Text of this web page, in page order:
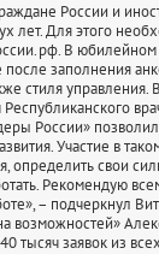
России и
лет. Для этого
В юбилейном
заполнения
стиля
России»
Участие в
определить свои
Рекомендую
– подчеркнул
возможностей»
тысяч заявок из